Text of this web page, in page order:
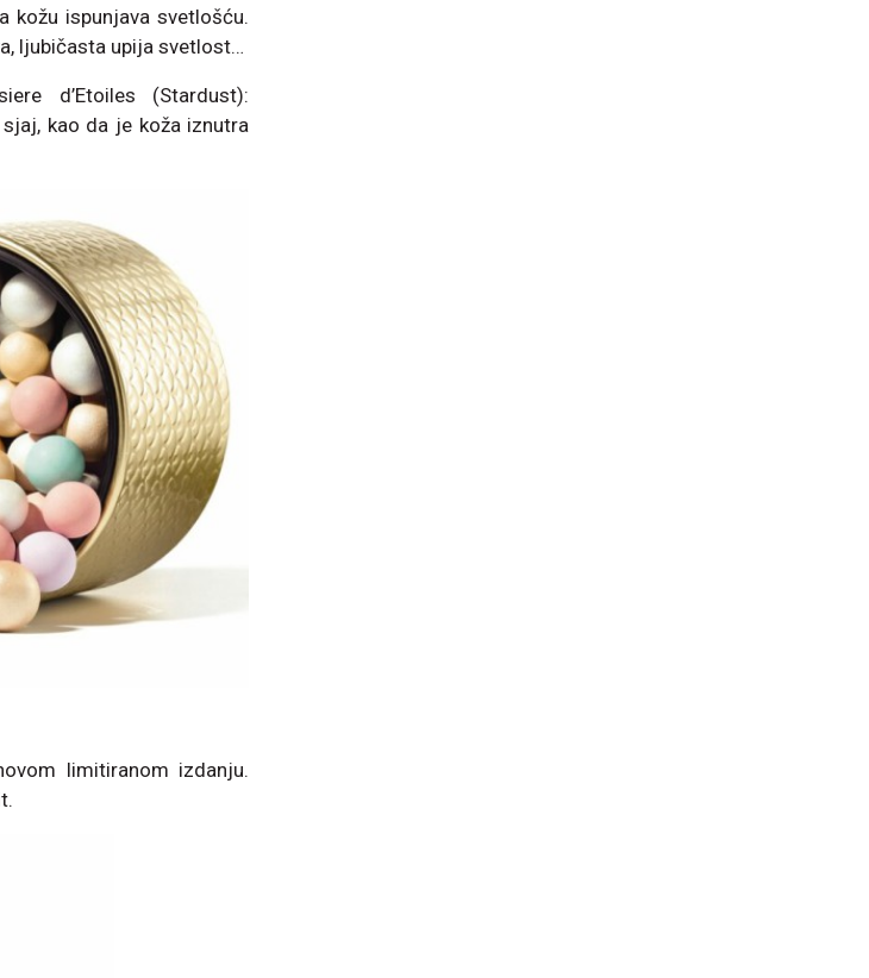
ispunjava svetlošću.
ljubičasta upija svetlost…
d’Etoiles (Stardust):
kao da je koža iznutra
limitiranom izdanju.